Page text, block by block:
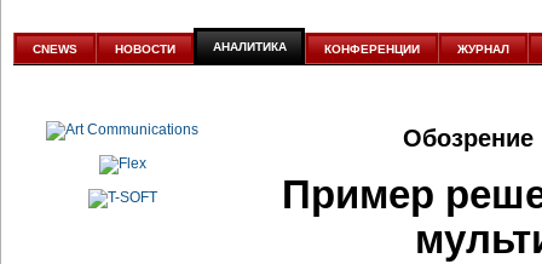
аналитике
CNEWS НОВОСТИ АНАЛИТИКА КОНФЕРЕНЦИИ ЖУРНАЛ
Обозрение
Пример